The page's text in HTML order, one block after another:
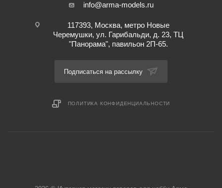
info@arma-models.ru
117393, Москва, метро Новые
Черемушки, ул. Гарибальди, д. 23, ТЦ
"Панорама", павильон 2П-65.
Подписаться на рассылку
ПОЛИТИКА КОНФИДЕНЦИАЛЬНОСТИ